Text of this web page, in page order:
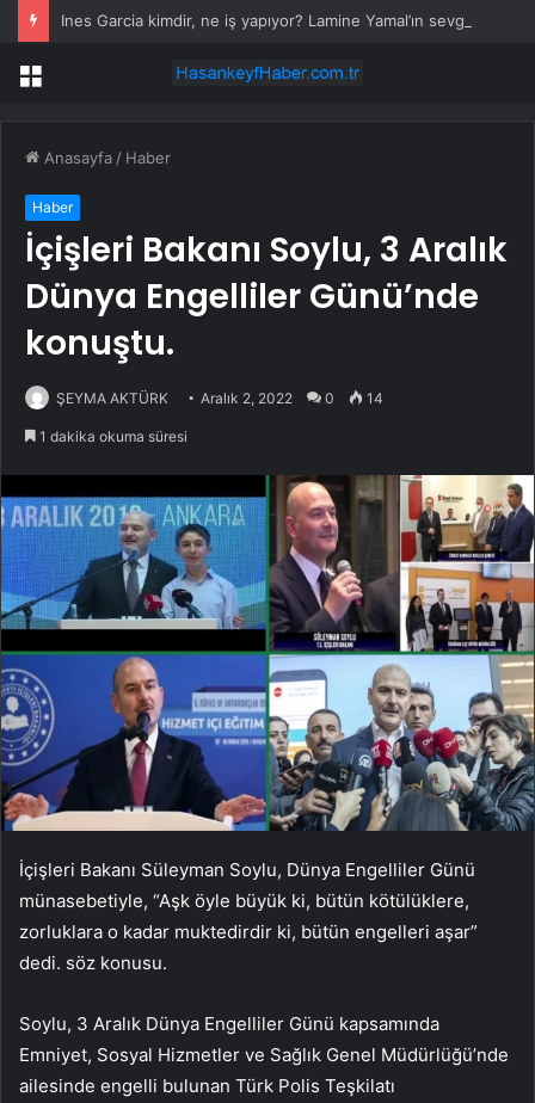
Menü
Anasayfa / Haber
Haber
İçişleri Bakanı Soylu, 3 Aralık
Dünya Engelliler Günü’nde
konuştu.
ŞEYMA AKTÜRK Aralık 2, 2022 0 14
1 dakika okuma süresi
İçişleri Bakanı Süleyman Soylu, Dünya Engelliler Günü
münasebetiyle, “Aşk öyle büyük ki, bütün kötülüklere,
zorluklara o kadar muktedirdir ki, bütün engelleri aşar”
dedi. söz konusu.
Soylu, 3 Aralık Dünya Engelliler Günü kapsamında
Emniyet, Sosyal Hizmetler ve Sağlık Genel Müdürlüğü’nde
ailesinde engelli bulunan Türk Polis Teşkilatı